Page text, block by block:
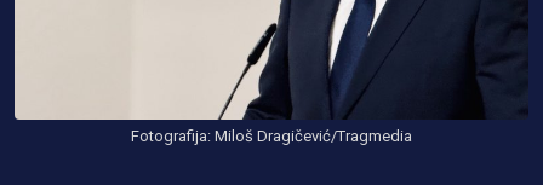
Fotografija: Miloš Dragičević/Tragmedia